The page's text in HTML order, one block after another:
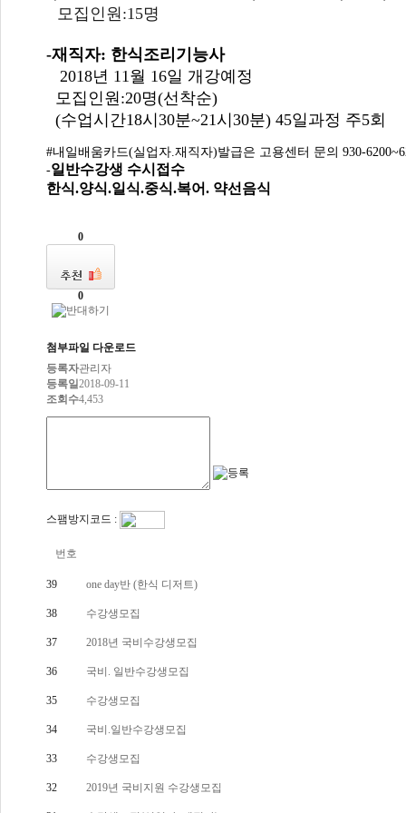
모집인원:15명
-재직자: 한식조리기능사
2018년 11월 16일 개강예정
모집인원:20명(선착순)
(수업시간18시30분~21시30분) 45일과정 주5회
#내일배움카드(실업자.재직자)발급은 고용센터 문의 930-
-일반수강생 수시접수
한식.양식.일식.중식.복어. 약선음식
0
0
첨부파일 다운로드
등록자관리자
등록일2018-09-11
조회수4,453
스팸방지코드 :
번호
39 one day반 (한식 디저트)
38 수강생모집
37 2018년 국비수강생모집
36 국비. 일반수강생모집
35 수강생모집
34 국비.일반수강생모집
33 수강생모집
32 2019년 국비지원 수강생모집